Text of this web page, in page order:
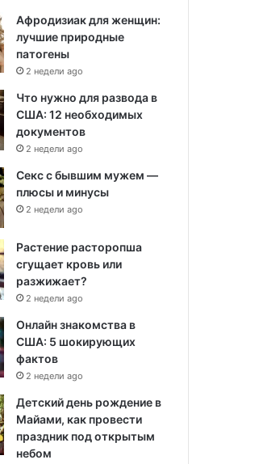
Афродизиак для женщин:
лучшие природные
патогены
2 недели ago
Что нужно для развода в
США: 12 необходимых
документов
2 недели ago
Секс с бывшим мужем —
плюсы и минусы
2 недели ago
Растение расторопша
сгущает кровь или
разжижает?
2 недели ago
Онлайн знакомства в
США: 5 шокирующих
фактов
2 недели ago
Детский день рождение в
Майами, как провести
праздник под открытым
небом